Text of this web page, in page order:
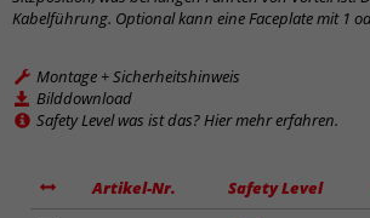
Kabelführung. Optional kann eine Faceplate mit 1
Montage + Sicherheitshinweis
Bilddownload
Safety Level was ist das? Hier mehr erfahren.
Artikel-Nr. Safety Level